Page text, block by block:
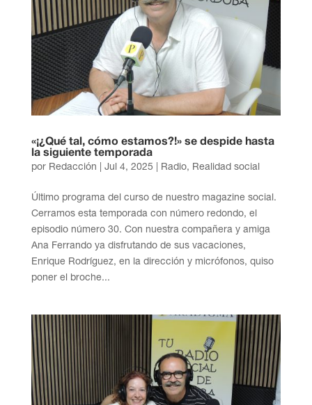
«¡¿Qué tal, cómo estamos?!» se despide hasta
la siguiente temporada
por Redacción Jul 4, 2025 Radio, Realidad social
Último programa del curso de nuestro magazine social.
Cerramos esta temporada con número redondo, el
episodio número 30. Con nuestra compañera y amiga
Ana Ferrando ya disfrutando de sus vacaciones,
Enrique Rodríguez, en la dirección y micrófonos, quiso
poner el broche...